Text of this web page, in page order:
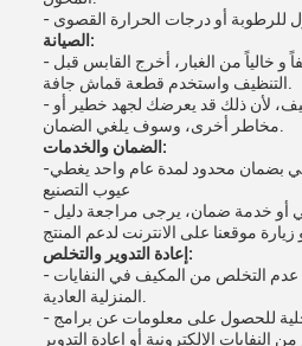
الصيانة:
- حافظ على المكيف نظيفاً و خالياً من الغبار، أخرج القابس قبل
- لا تحاول فتح أو إصلاح المكيف، لأن ذلك قد يعرضك لجهد خطير أو
الضمان والخدمات:
-مُحوسن الطاقة العالمي يأتي بضمان محدود لمدة عام واحد يغطي
عيوب التصنيع
- للحصول على دعم إضافي أو خدمة ضمان، يرجى مراجعة دليل
إعادة التدوير والتخلص:
- في نهاية حياة المنتج، يرجى عدم التخلص من المكيف في النفايات
- اتصل بالسلطات المحلية للحصول على معلومات عن برامج